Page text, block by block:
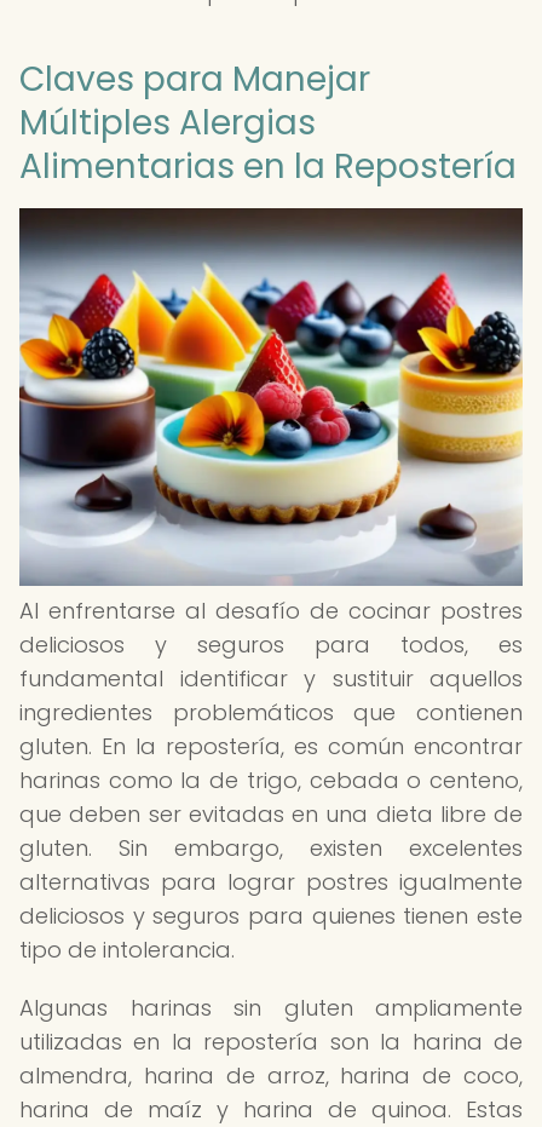
Claves para Manejar
Múltiples Alergias
Alimentarias en la Repostería
Al enfrentarse al desafío de cocinar postres
deliciosos y seguros para todos, es
fundamental identificar y sustituir aquellos
ingredientes problemáticos que contienen
gluten. En la repostería, es común encontrar
harinas como la de trigo, cebada o centeno,
que deben ser evitadas en una dieta libre de
gluten. Sin embargo, existen excelentes
alternativas para lograr postres igualmente
deliciosos y seguros para quienes tienen este
tipo de intolerancia.
Algunas harinas sin gluten ampliamente
utilizadas en la repostería son la harina de
almendra, harina de arroz, harina de coco,
harina de maíz y harina de quinoa. Estas